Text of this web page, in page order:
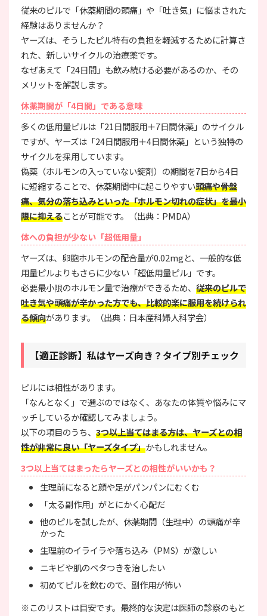
従来のピルで「休薬期間の頭痛」や「吐き気」に悩まされた
経験はありませんか？
ヤーズは、そうしたピル特有の負担を軽減するために計算さ
れた、新しいサイクルの治療薬です。
なぜあえて「24日間」も飲み続ける必要があるのか、その
メリットを解説します。
休薬期間が「4日間」である意味
多くの低用量ピルは「21日間服用＋7日間休薬」のサイクル
ですが、ヤーズは「24日間服用＋4日間休薬」という独特の
サイクルを採用しています。
偽薬（ホルモンの入っていない錠剤）の期間を7日から4日
に短縮することで、休薬期間中に起こりやすい頭痛や骨盤
痛、気分の落ち込みといった「ホルモン切れの症状」を最小
限に抑えることが可能です。（出典：PMDA）
体への負担が少ない「超低用量」
ヤーズは、卵胞ホルモンの配合量が0.02mgと、一般的な低
用量ピルよりもさらに少ない「超低用量ピル」です。
必要最小限のホルモン量で治療ができるため、 従来のピルで
吐き気や頭痛が辛かった方でも、比較的楽に服用を続けられ
る傾向があります。（出典：日本産科婦人科学会）
【適正診断】私はヤーズ向き？タイプ別チェック
ピルには相性があります。
「なんとなく」で選ぶのではなく、あなたの体質や悩みにマ
ッチしているか確認してみましょう。
以下の項目のうち、 3つ以上当てはまる方は、ヤーズとの相
性が非常に良い「ヤーズタイプ」かもしれません。
3つ以上当てはまったらヤーズとの相性がいいかも？
生理前になると顔や足がパンパンにむくむ
「太る副作用」がとにかく心配だ
他のピルを試したが、休薬期間（生理中）の頭痛が辛
かった
生理前のイライラや落ち込み（PMS）が激しい
ニキビや肌のベタつきを治したい
初めてピルを飲むので、副作用が怖い
※このリストは目安です。最終的な決定は医師の診察のもと